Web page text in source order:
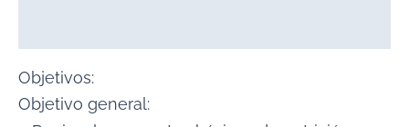
Objetivos:
Objetivo general: